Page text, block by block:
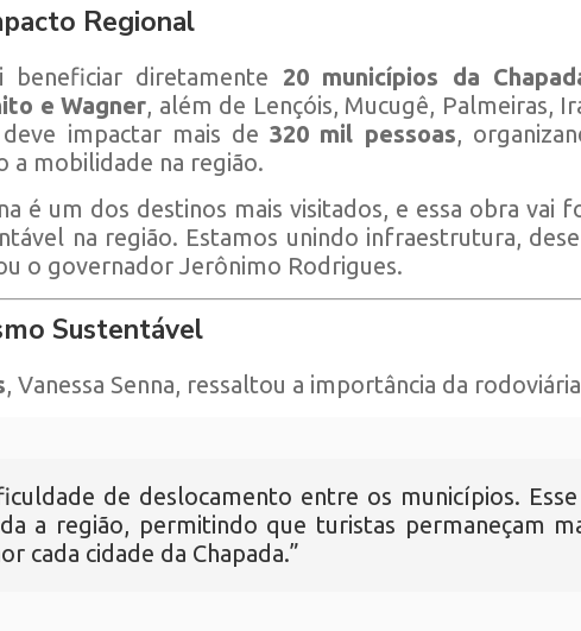
Regional
diretamente 20 municípios da
e Wagner, além de Lençóis, Mucugê, Palmeiras,
impactar mais de320 mil pessoas,
a mobilidade na região.
é um dos destinos mais visitados, e essa obra vai
na região. Estamos unindo infraestrutura,
o governador Jerônimo Rodrigues.
Sustentável
, Vanessa Senna, ressaltou a importância da
de deslocamento entre os municípios.
a região, permitindo que turistas permaneçam
cada cidade da Chapada.”